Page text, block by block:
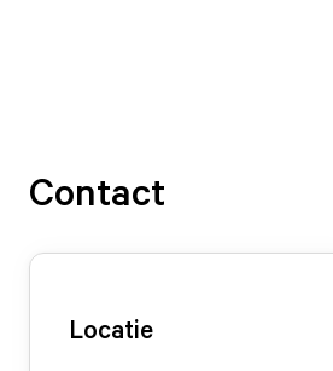
Contact
Locatie